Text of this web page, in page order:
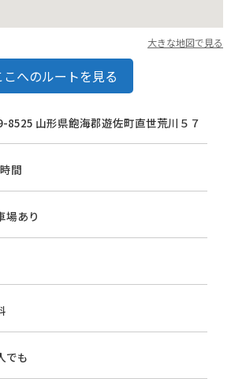
大きな地図で見る
こへのルートを見る
8525 山形県飽海郡遊佐町直世荒川５７
間
場あり
でも